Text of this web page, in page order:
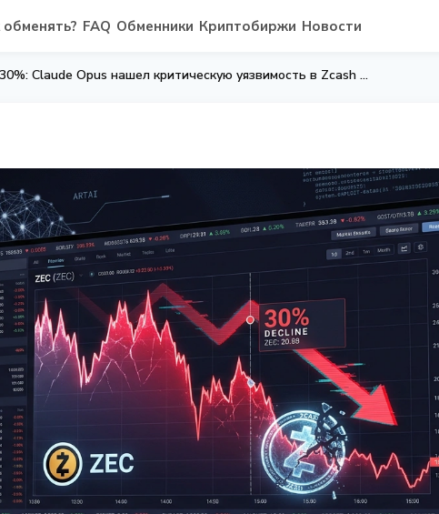
обменять? FAQ Обменники Криптобиржи Новости
ZEC упал на 30%: Claude Opus нашел критическую уязвимость в Zcash Orchard